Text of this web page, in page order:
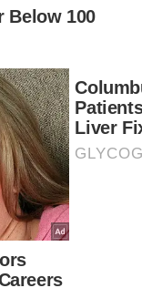
545,
de até 18
chegada meia
na bilheteria.
pessoa não